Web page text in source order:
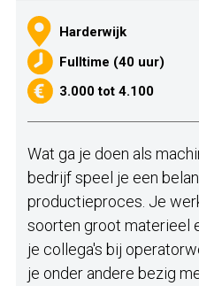
Harderwijk
Fulltime (40 uur)
3.000 tot 4.100
Wat ga je doen als
bedrijf speel je een
productieproces. Je
soorten groot materieel
je collega's bij
je onder andere bezig